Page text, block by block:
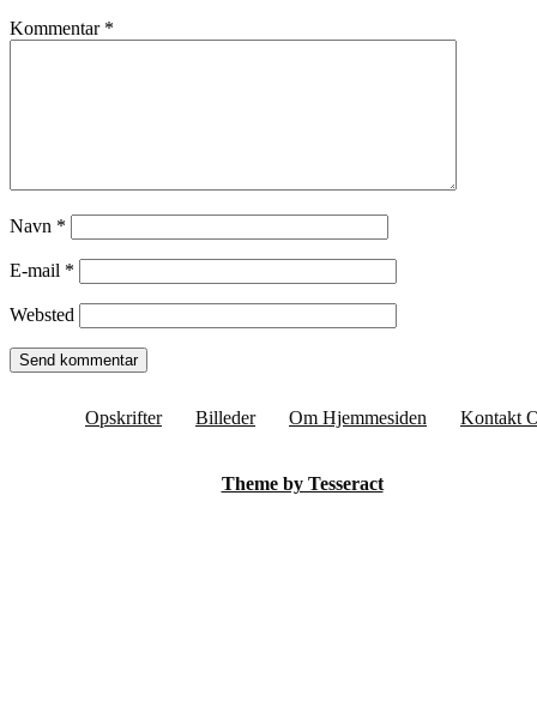
Kommentar *
Navn *
E-mail *
Websted
Opskrifter Billeder Om Hjemmesiden Kontakt
Theme by Tesseract